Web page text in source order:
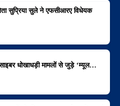
सुप्रिया सुले ने एफसीआरए विधेयक
धोखाधड़ी मामलों से जुड़े ‘म्यूल…